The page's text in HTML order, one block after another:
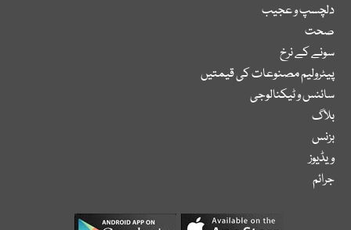
دلچسپ و عجیب
صحت
سونے کے نرخ
پیٹرولیم مصنوعات کی قیمتیں
سائنس و ٹیکنالوجی
بلاگ
بزنس
ویڈیوز
جرائم